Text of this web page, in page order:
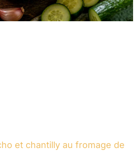
et chantilly au fromage de